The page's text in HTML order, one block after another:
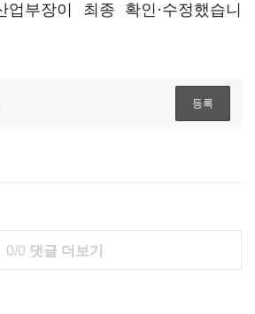
업부장이 최종 확인·수정했습니
0/0 댓글 더보기